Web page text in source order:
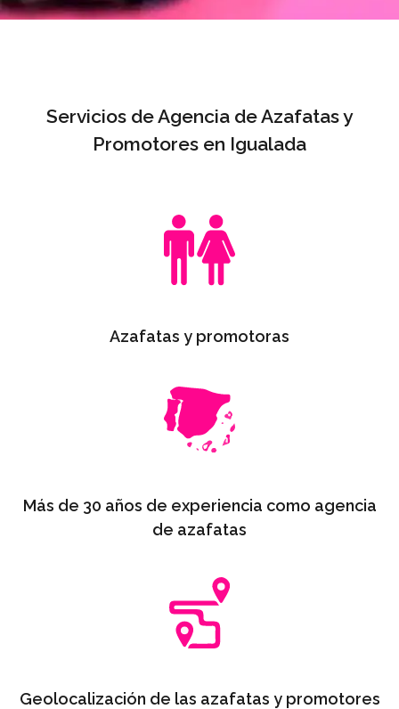
Servicios de Agencia de Azafatas y
Promotores en Igualada
Azafatas y promotoras
Más de 30 años de experiencia como agencia
de azafatas
Geolocalización de las azafatas y promotores